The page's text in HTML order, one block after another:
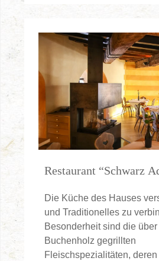
Restaurant “Schwarz
Die Küche des Hauses
und Traditionelles zu
Besonderheit sind die
Buchenholz gegrillten
Fleischspezialitäten,